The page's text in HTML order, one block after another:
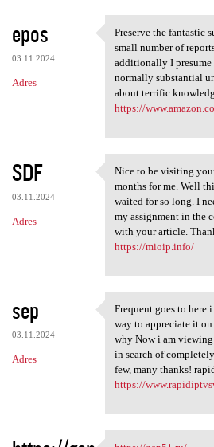
epos
03.11.2024
Adres
Preserve the
Preserve the fantastic
small number of
additionally I presume
normally substantial
about terrific
https://
SDF
03.11.2024
Adres
Nice to be visiting
Nice to be visiting
months for me. Well
waited for so long. I
my assignment in the
with your article.
https://mioip.info/
sep
03.11.2024
Adres
Frequent goes to
Frequent goes to here
way to appreciate it
why Now i am
in search of
few, many thanks!
https://